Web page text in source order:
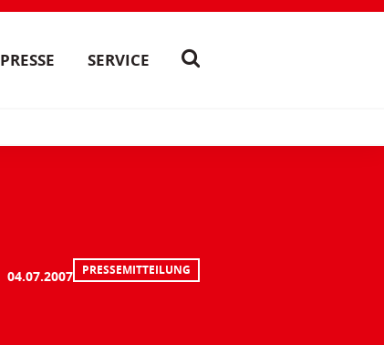
PRESSE SERVICE
04.07.2007 PRESSEMITTEILUNG